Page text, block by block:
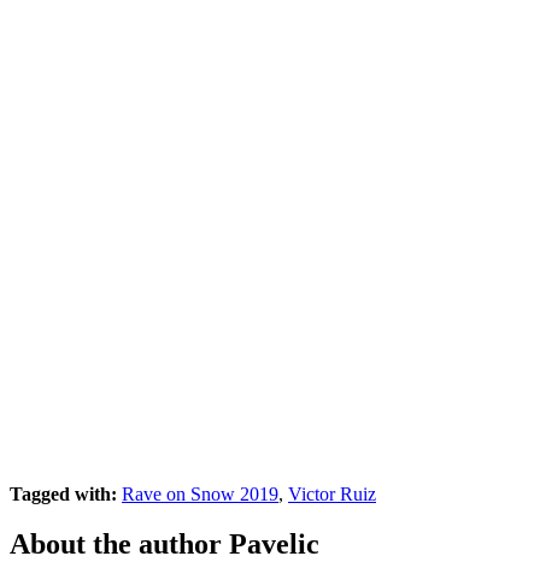
Tagged with: Rave on Snow 2019, Victor Ruiz
About the author Pavelic